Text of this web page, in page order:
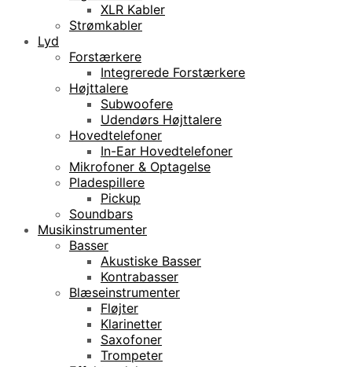
XLR Kabler
Strømkabler
Lyd
Forstærkere
Integrerede Forstærkere
Højttalere
Subwoofere
Udendørs Højttalere
Hovedtelefoner
In-Ear Hovedtelefoner
Mikrofoner & Optagelse
Pladespillere
Pickup
Soundbars
Musikinstrumenter
Basser
Akustiske Basser
Kontrabasser
Blæseinstrumenter
Fløjter
Klarinetter
Saxofoner
Trompeter